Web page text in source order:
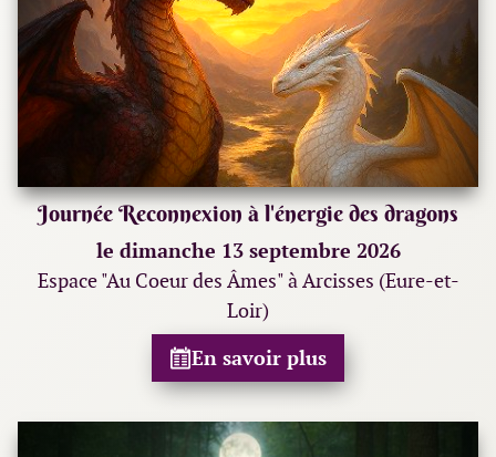
Journée Reconnexion à l'énergie des dragons
le dimanche 13 septembre 2026
Espace "Au Coeur des Âmes" à Arcisses (Eure-et-
Loir)
En savoir plus